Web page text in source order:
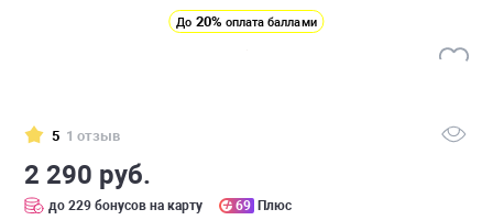
До 20% оплата баллами
5 1 отзыв
2 290 руб.
до 229 бонусов на карту 69 Плюс